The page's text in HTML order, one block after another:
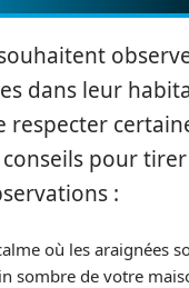
dans leur
respecter
pour
:
où les araignées
sombre de votre